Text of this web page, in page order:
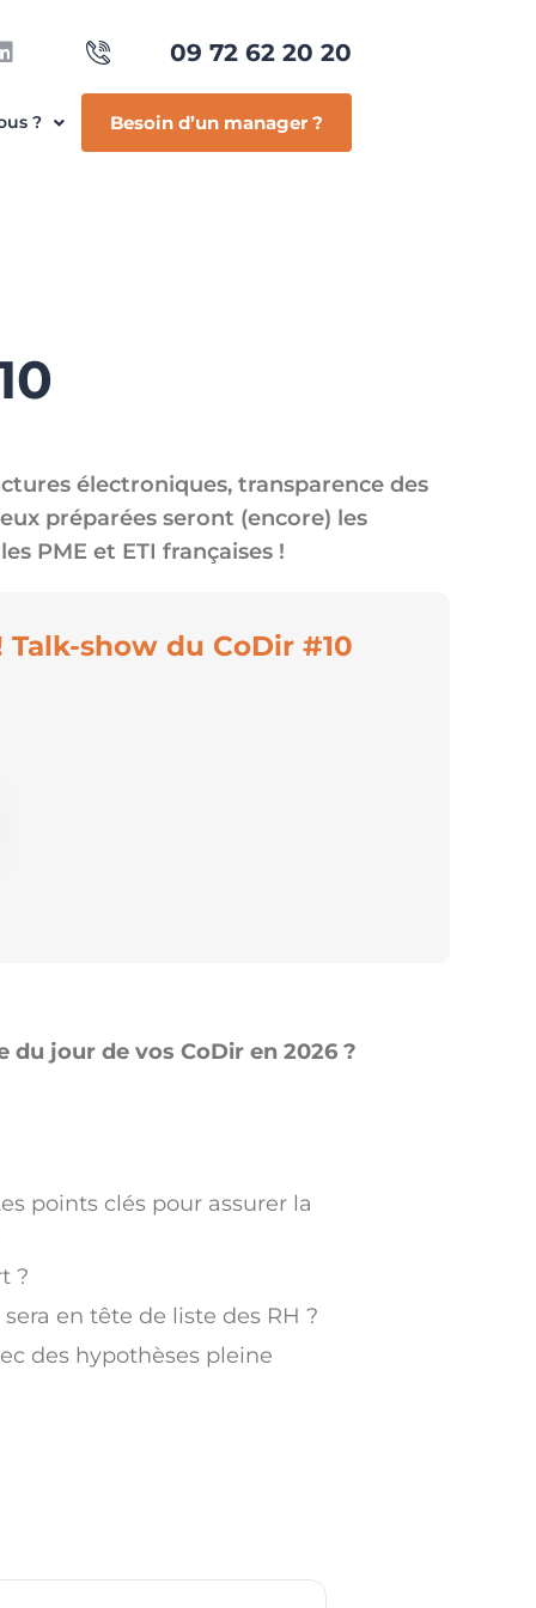
09 72 62 20 20
? Besoin d’un manager ?
électroniques, transparence des
préparées seront (encore) les
PME et ETI françaises !
Talk-show du CoDir #10
du jour de vos CoDir en 2026 ?
points clés pour assurer la
?
en tête de liste des RH ?
des hypothèses pleine